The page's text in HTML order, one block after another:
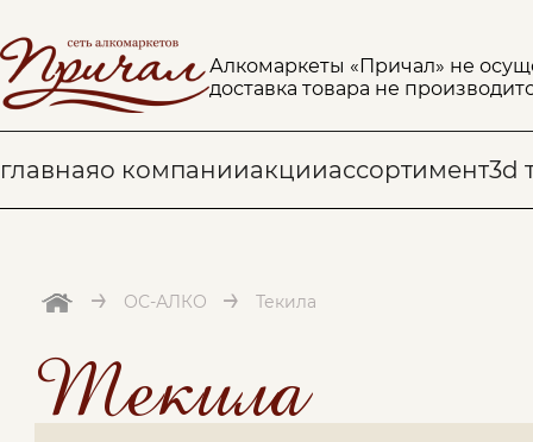
Алкомаркеты «Причал» не
доставка товара не
главнаяо компанииакцииассортимент3d
→ ОС-АЛКО → Текила
Текила